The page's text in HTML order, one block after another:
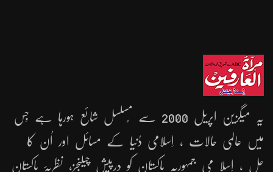
یہ میگزین اپریل 2000 سے مُسلسل شائع ہورہا ہے جِس
میں عالمی حالات ، اِسلامی دُنیا کے مسائل اور اُن کا
حل ، اِسلا می جمہوریّہ پاکستان کو درپیش چیلنجز، نظریۂ پاکستان